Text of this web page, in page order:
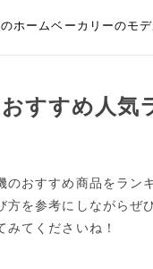
ホームベーカリーのモ
すすめ人気
のおすすめ商品をラン
方を参考にしながらぜ
みてくださいね！